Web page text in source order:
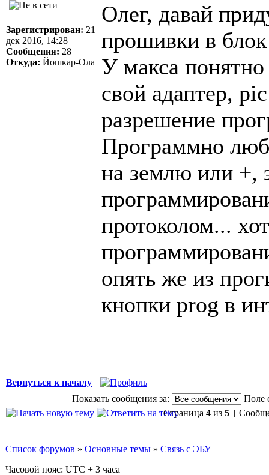
Зарегистрирован: 21
дек 2016, 14:28
Сообщения: 28
Откуда: Йошкар-Ола
Олег, давай
прошивки в
У макса понятно
свой адаптер,
разрешение
Программно
на землю или +,
протоколом...
опять же из
кнопки prog в
Вернуться к началу
Показать сообщения за:
Поле
Страница 4 из 5 [
Список форумов » Основные темы » Связь с ЭБУ
Часовой пояс: UTC + 3 часа